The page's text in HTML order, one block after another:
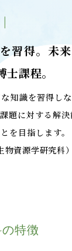
習得。未
課程。
知識を習得し
題に対する解決
を目指します。
資源学研究科
特徴